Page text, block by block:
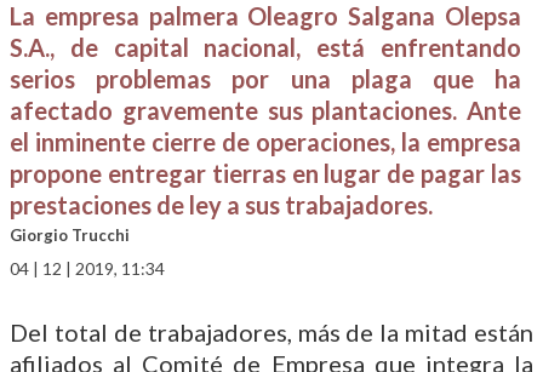
La empresa palmera Oleagro Salgana Olepsa
S.A., de capital nacional, está enfrentando
serios problemas por una plaga que ha
afectado gravemente sus plantaciones. Ante
el inminente cierre de operaciones, la empresa
propone entregar tierras en lugar de pagar las
prestaciones de ley a sus trabajadores.
Giorgio Trucchi
04 | 12 | 2019, 11:34
Del total de trabajadores, más de la mitad están
afiliados al Comité de Empresa que integra la